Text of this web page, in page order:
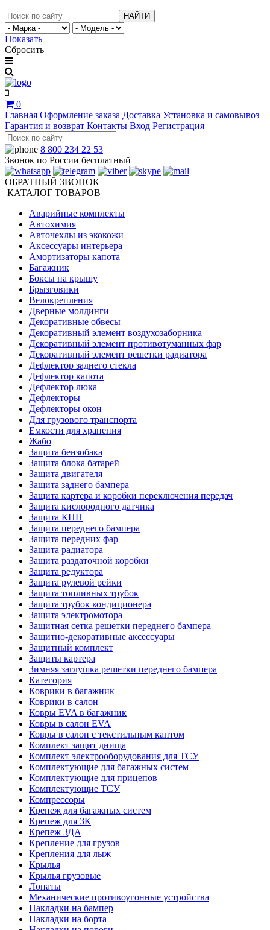
НАЙТИ
Показать
Сбросить
0
Главная Оформление заказа Доставка Установка и самовывоз
Гарантия и возврат Контакты Вход Регистрация
8 800 234 22 53
Звонок по России бесплатный
ОБРАТНЫЙ ЗВОНОК
КАТАЛОГ ТОВАРОВ
Аварийные комплекты
Автохимия
Авточехлы из экокожи
Аксессуары интерьера
Амортизаторы капота
Багажник
Боксы на крышу
Брызговики
Велокрепления
Дверные молдинги
Декоративные обвесы
Декоративный элемент воздухозаборника
Декоративный элемент противотуманных фар
Декоративный элемент решетки радиатора
Дефлектор заднего стекла
Дефлектор капота
Дефлектор люка
Дефлекторы
Дефлекторы окон
Для грузового транспорта
Емкости для хранения
Жабо
Защита бензобака
Защита блока батарей
Защита двигателя
Защита заднего бампера
Защита картера и коробки переключения передач
Защита кислородного датчика
Защита КПП
Защита переднего бампера
Защита передних фар
Защита радиатора
Защита раздаточной коробки
Защита редуктора
Защита рулевой рейки
Защита топливных трубок
Защита трубок кондиционера
Защита электромотора
Защитная сетка решетки переднего бампера
Защитно-декоративные аксессуары
Защитный комплект
Защиты картера
Зимняя заглушка решетки переднего бампера
Категория
Коврики в багажник
Коврики в салон
Ковры EVA в багажник
Ковры в салон EVA
Ковры в салон с текстильным кантом
Комплект защит днища
Комплект электрооборудования для ТСУ
Комплектующие для багажных систем
Комплектующие для прицепов
Комплектующие ТСУ
Компрессоры
Крепеж для багажных систем
Крепеж для ЗК
Крепеж ЗДА
Крепление для грузов
Крепления для лыж
Крылья
Крылья грузовые
Лопаты
Механические противоугонные устройства
Накладки на бампер
Накладки на борта